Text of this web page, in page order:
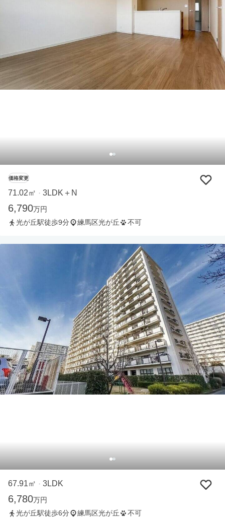
価格変更
71.02㎡ ・ 3LDK＋N
6,790万円
光が丘駅徒歩9分
練馬区光が丘 不可
67.91㎡ ・ 3LDK
6,780万円
光が丘駅徒歩6分
練馬区光が丘 不可